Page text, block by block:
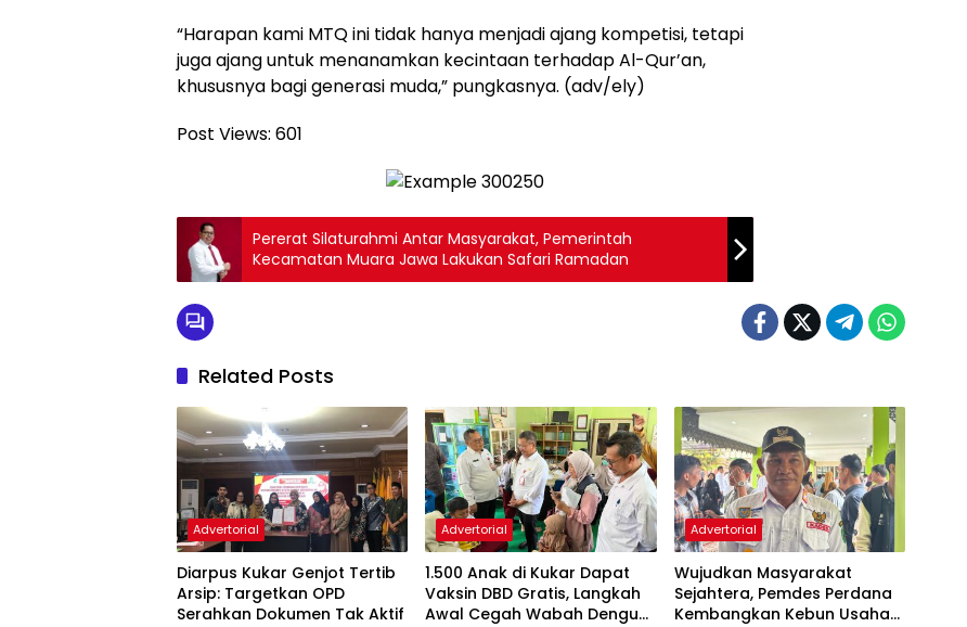
“Harapan kami MTQ ini tidak hanya menjadi ajang kompetisi, tetapi
juga ajang untuk menanamkan kecintaan terhadap Al-Qur’an,
khususnya bagi generasi muda,” pungkasnya. (adv/ely)
Post Views: 601
Pererat Silaturahmi Antar Masyarakat, Pemerintah
Kecamatan Muara Jawa Lakukan Safari Ramadan
Related Posts
Advertorial
Diarpus Kukar Genjot Tertib
Arsip: Targetkan OPD
Serahkan Dokumen Tak Aktif
Advertorial
1.500 Anak di Kukar Dapat
Vaksin DBD Gratis, Langkah
Awal Cegah Wabah Dengue
Advertorial
Wujudkan Masyarakat
Sejahtera, Pemdes Perdana
Kembangkan Kebun Usaha